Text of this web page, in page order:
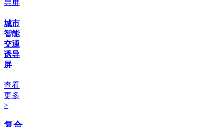
城市
智能
交通
诱导
屏
查看
更多
>